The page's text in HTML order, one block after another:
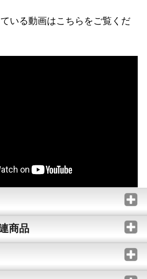
いる動画はこちらをご覧くだ
商品